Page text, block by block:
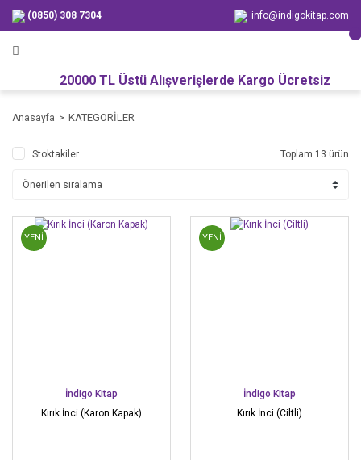
(0850) 308 7304 info@indigokitap.com
20000 TL Üstü Alışverişlerde Kargo Ücretsiz
Anasayfa KATEGORİLER
Stoktakiler Toplam 13 ürün
YENİ
İndigo Kitap
Kırık İnci (Karon Kapak)
YENİ
İndigo Kitap
Kırık İnci (Ciltli)